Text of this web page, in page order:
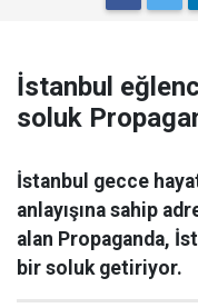
İstanbul
soluk
İstanbul gecce
anlayışına sahip
alan Propaganda,
bir soluk getiriyor.